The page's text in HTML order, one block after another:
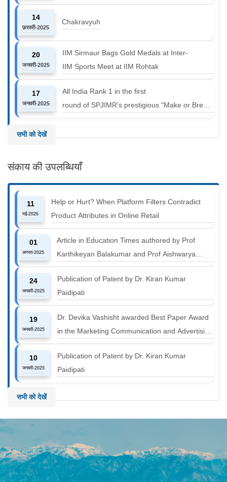
Marathon at an altitude of 12000 to 14000 feet
14
फ़रवरी-2025
Chakravyuh
20
जनवरी-2025
IIM Sirmaur Bags Gold Medals at Inter-
IIM Sports Meet at IIM Rohtak
17
जनवरी-2025
All India Rank 1 in the first
round of SPJIMR’s prestigious "Make or Break
सभी को देखें
संकाय की उपलब्धियाँ
11
मई-2026
Help or Hurt? When Platform Filters Contradict
Product Attributes in Online Retail
01
अगस्त-2025
Article in Education Times authored by Prof
Karthikeyan Balakumar and Prof Aishwarya
Harichandan titled "B-schools must align with the
industry shift or risk leaving graduates stranded
24
जनवरी-2025
Publication of Patent by Dr. Kiran Kumar
Paidipati
19
जनवरी-2025
Dr. Devika Vashisht awarded Best Paper Award
in the Marketing Communication and Advertising
track at MICA ICMC 2025 conference
10
जनवरी-2025
Publication of Patent by Dr. Kiran Kumar
Paidipati
सभी को देखें